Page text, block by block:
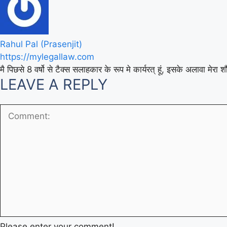
Rahul Pal (Prasenjit)
https://mylegallaw.com
मै पिछसे 8 वर्षो से टैक्स सलाहकार के रूप मे कार्यरत् हूं, इसके अलावा
LEAVE A REPLY